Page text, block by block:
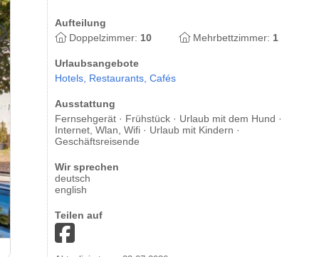
Landhotel am Wasserrad
Aufteilung
Doppelzimmer: 10 Mehrbettzimmer: 1
Urlaubsangebote
Hotels, Restaurants, Cafés
Ausstattung
Fernsehgerät · Frühstück · Urlaub mit dem Hund ·
Internet, Wlan, Wifi · Urlaub mit Kindern ·
Geschäftsreisende
Wir sprechen
deutsch
english
Teilen auf